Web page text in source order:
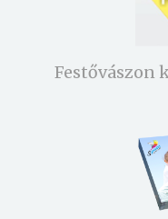
Festővászon